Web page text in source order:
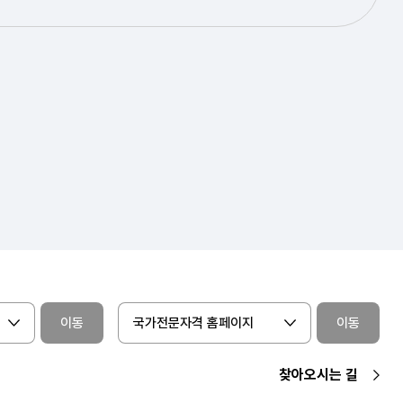
이동 국가전문자격 홈페이지 이동
찾아오시는 길